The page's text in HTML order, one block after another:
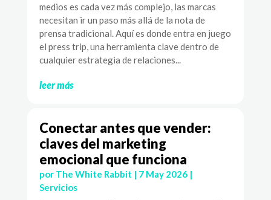
medios es cada vez más complejo, las marcas
necesitan ir un paso más allá de la nota de
prensa tradicional. Aquí es donde entra en juego
el press trip, una herramienta clave dentro de
cualquier estrategia de relaciones...
leer más
Conectar antes que vender:
claves del marketing
emocional que funciona
por The White Rabbit | 7 May 2026|
Servicios